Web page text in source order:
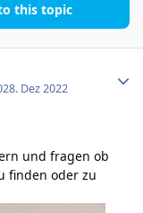
this topic
28. Dez 2022
und fragen ob
finden oder zu